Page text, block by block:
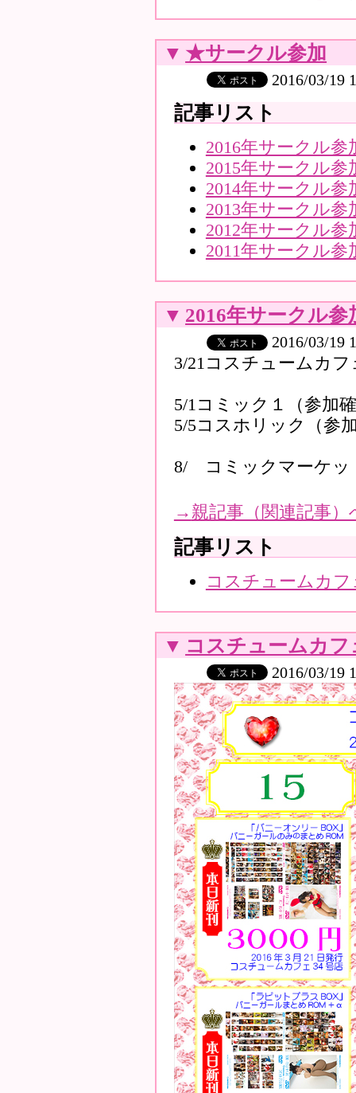
▼ ★サークル参加
2016/03/19
記事リスト
2016年サークル参
2015年サークル参
2014年サークル参
2013年サークル参
2012年サークル参
2011年サークル参
▼ 2016年サークル参
2016/03/19
3/21コスチュームカ
5/1コミック１（参加
5/5コスホリック（参
8/ コミックマーケッ
→ 親記事（関連記事）
記事リスト
コスチュームカフ
▼ コスチュームカフ
2016/03/19